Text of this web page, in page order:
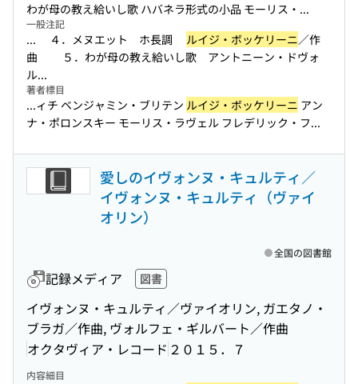
わが母の教え給いし歌 ハバネラ形式の小品 モーリス・...
一般注記
... ４．メヌエット ホ長調 ルイジ・ボッケリーニ／作
曲 ５．わが母の教え給いし歌 アントニーン・ドヴォ
ル...
著者標目
...ィチ ベンジャミン・ブリテン ルイジ・ボッケリーニ アン
ナ・ポロンスキー モーリス・ラヴェル フレデリック・フ...
愛しのイヴォンヌ・キュルティ／
イヴォンヌ・キュルティ（ヴァイ
オリン）
記録メディア 図書
イヴォンヌ・キュルティ／ヴァイオリン, ガエタノ・
ブラガ／作曲, ヴォルフェ・ギルバート／作曲
オクタヴィア・レコード ２０１５．７
全国の図書館
内容細目